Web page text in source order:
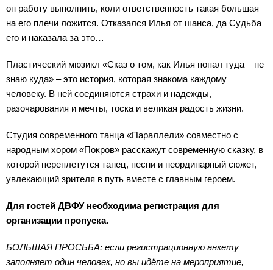
он работу выполнить, коли ответственность такая большая
на его плечи ложится. Отказался Илья от шанса, да Судьба
его и наказала за это…
Пластический мюзикл «Сказ о том, как Илья попал туда – не
знаю куда» – это история, которая знакома каждому
человеку. В ней соединяются страхи и надежды,
разочарования и мечты, тоска и великая радость жизни.
Студия современного танца «Параллели» совместно с
народным хором «Покров» расскажут современную сказку, в
которой переплетутся танец, песни и неординарный сюжет,
увлекающий зрителя в путь вместе с главным героем.
Для гостей ДВФУ необходима регистрация для
организации пропуска.
БОЛЬШАЯ ПРОСЬБА: если регистрационную анкету
заполняет один человек, но вы идёте на мероприятие,